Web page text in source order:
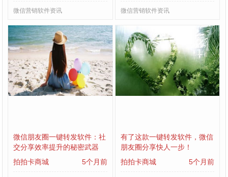
微信营销软件资讯 微信营销软件资讯
微信朋友圈一键转发软件：社
交分享效率提升的秘密武器
拍拍卡商城
5个月前
有了这款一键转发软件，微信
朋友圈分享快人一步！
拍拍卡商城
5个月前